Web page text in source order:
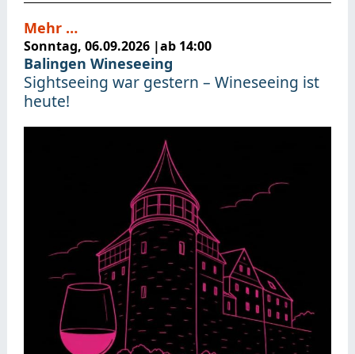
Sonntag, 06.09.2026 |ab 14:00
Balingen Wineseeing
Sightseeing war gestern – Wineseeing ist
heute!
Mehr …